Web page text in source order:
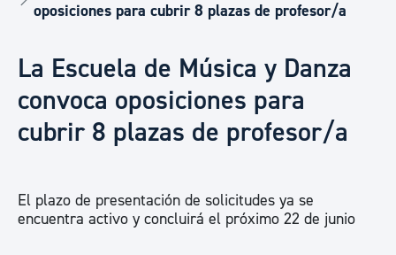
oposiciones para cubrir 8 plazas de profesor/a
La Escuela de Música y Danza
convoca oposiciones para
cubrir 8 plazas de profesor/a
El plazo de presentación de solicitudes ya se
encuentra activo y concluirá el próximo 22 de junio